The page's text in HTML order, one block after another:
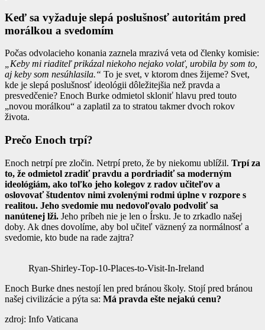
Keď sa vyžaduje slepá poslušnosť autoritám pred
morálkou a svedomím
Počas odvolacieho konania zaznela mrazivá veta od členky komisie:
„Keby mi riaditeľ prikázal niekoho nejako volať, urobila by som to,
aj keby som nesúhlasila.“ To je svet, v ktorom dnes žijeme? Svet,
kde je slepá poslušnosť ideológii dôležitejšia než pravda a
presvedčenie? Enoch Burke odmietol skloniť hlavu pred touto
„novou morálkou“ a zaplatil za to stratou takmer dvoch rokov
života.
Prečo Enoch trpí?
Enoch netrpí pre zločin. Netrpí preto, že by niekomu ublížil. Trpí za
to, že odmietol zradiť pravdu a pordriadiť sa moderným
ideológiám, ako toľko jeho kolegov z radov učiteľov a
oslovovať študentov nimi zvolenými rodmi úplne v rozpore s
realitou. Jeho svedomie mu nedovoľovalo podvoliť sa
nanútenej lži. Jeho príbeh nie je len o Írsku. Je to zrkadlo našej
doby. Ak dnes dovolíme, aby bol učiteľ väznený za normálnosť a
svedomie, kto bude na rade zajtra?
Ryan-Shirley-Top-10-Places-to-Visit-In-Ireland
Enoch Burke dnes nestojí len pred bránou školy. Stojí pred bránou
našej civilizácie a pýta sa: Má pravda ešte nejakú cenu?
zdroj: Info Vaticana